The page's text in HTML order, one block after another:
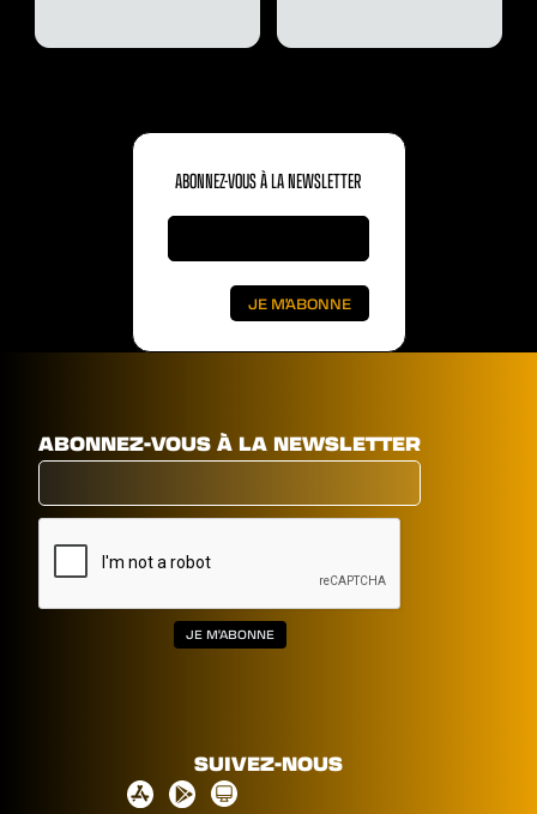
ABONNEZ-VOUS À LA NEWSLETTER
ABONNEZ-VOUS À LA NEWSLETTER
SUIVEZ-NOUS